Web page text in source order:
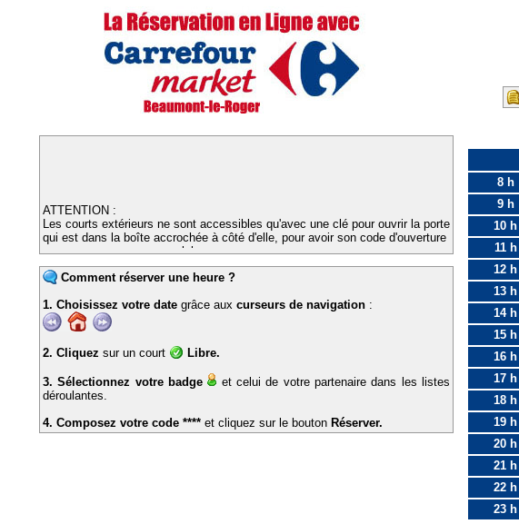
ATTENTION :
Les courts extérieurs ne sont accessibles qu'avec une clé pour ouvrir la porte
qui est dans la boîte accrochée à côté d'elle, pour avoir son code d'ouverture
envoyez un message au club.
La semaine du 7 au 14/09, nos amis du Neubourg auront accès aux courts
couverts pour les entraînements des joueuses de l'ITF merci de leur faire le
Comment réserver une heure ?
1. Choisissez votre date grâce aux curseurs de navigation :
2. Cliquez sur un court Libre.
3. Sélectionnez votre badge
et celui de votre partenaire dans les listes
déroulantes.
4. Composez votre code **** et cliquez sur le bouton Réserver.
8 h
9 h
10 h
11 h
12 h
13 h
14 h
15 h
16 h
17 h
18 h
19 h
20 h
21 h
22 h
23 h